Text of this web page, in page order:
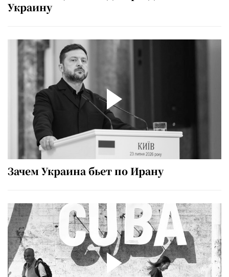
Украину
Зачем Украина бьет по Ирану